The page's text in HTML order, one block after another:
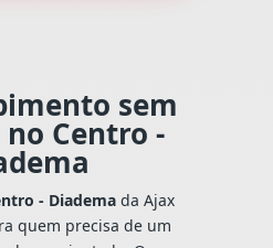
sem
Centro -
- Diademada Ajax
quem precisa de um